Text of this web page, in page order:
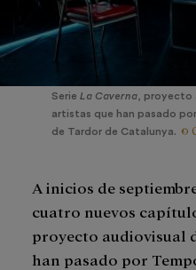
Serie La Caverna, proyecto
artistas que han pasado
de Tardor de Catalunya. ©
A inicios de
cuatro nuevos
proyecto audiovisual
han pasado por